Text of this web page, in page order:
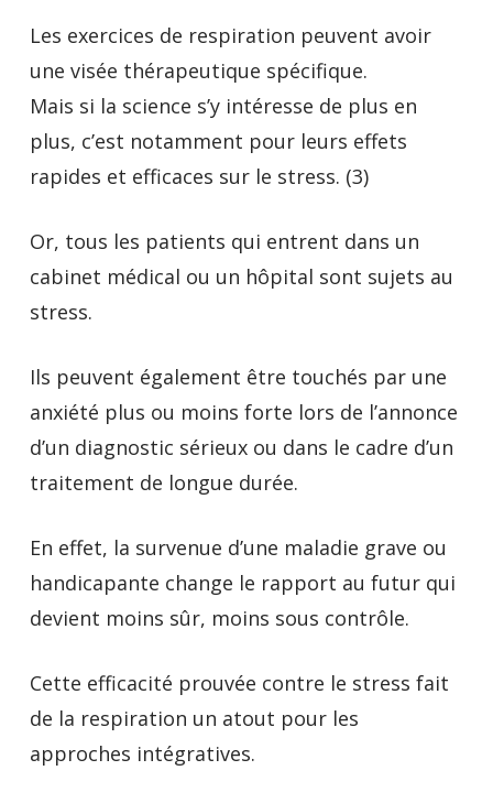
Les exercices de respiration peuvent avoir
une visée thérapeutique spécifique.
Mais si la science s’y intéresse de plus en
plus, c’est notamment pour leurs effets
rapides et efficaces sur le stress. (3)
Or, tous les patients qui entrent dans un
cabinet médical ou un hôpital sont sujets au
stress.
Ils peuvent également être touchés par une
anxiété plus ou moins forte lors de l’annonce
d’un diagnostic sérieux ou dans le cadre d’un
traitement de longue durée.
En effet, la survenue d’une maladie grave ou
handicapante change le rapport au futur qui
devient moins sûr, moins sous contrôle.
Cette efficacité prouvée contre le stress fait
de la respiration un atout pour les
approches intégratives.